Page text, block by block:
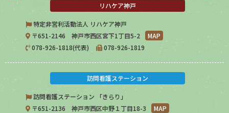
リハケア神戸
特定非営利活動法人 リハケア神戸
〒651-2146 神戸市西区宮下1丁目5-2
MAP
078-926-1818(代表)
078-926-1819
訪問看護ステーション
訪問看護ステーション 「きらり」
〒651-2136 神戸市西区中野１丁目18-3
MAP